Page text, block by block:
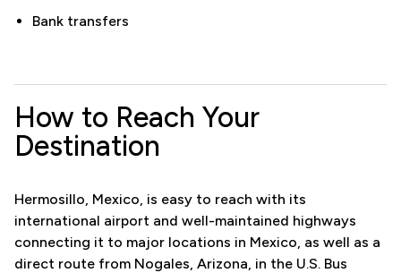
Bank transfers
How to Reach Your
Destination
Hermosillo, Mexico, is easy to reach with its
international airport and well-maintained highways
connecting it to major locations in Mexico, as well as a
direct route from Nogales, Arizona, in the U.S. Bus